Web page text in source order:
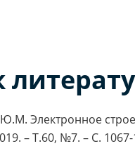
Электронное
– Т.60, №7. – С.